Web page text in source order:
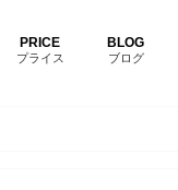
PRICE
プライス
BLOG
ブログ